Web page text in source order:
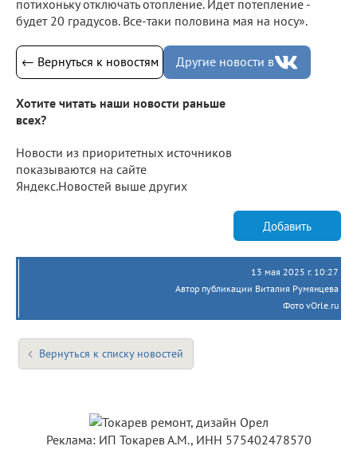
потихоньку отключать отопление. Идет потепление -
будет 20 градусов. Все-таки половина мая на носу».
← Вернуться к новостям Другие новости в
Хотите читать наши новости раньше
всех?
Новости из приоритетных источников
показываются на сайте
Яндекс.Новостей выше других
Добавить
13 мая 2025 г. 10:27
Автор публикации Виталия Румянцева
Фото vOrle.ru
Вернуться к списку новостей
Реклама: ИП Токарев А.М., ИНН 575402478570